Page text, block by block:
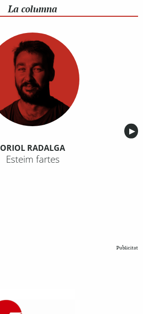
La columna
▶︎
ORIOL RADALGA
Esteim fartes
Publicitat